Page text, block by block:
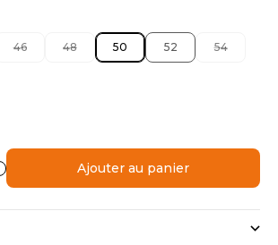
46 48 50 52 54
la quantitéAjouter au panier